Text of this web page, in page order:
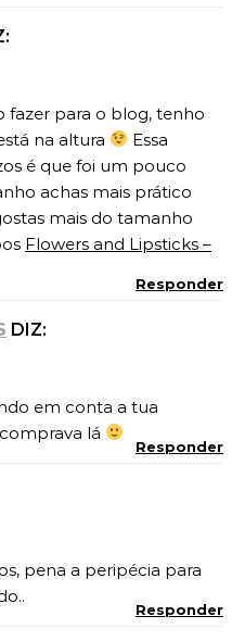
para o blog, tenho
na altura
Essa
é que foi um pouco
achas mais prático
mais do tamanho
Flowers and Lipsticks –
Responder
DIZ:
em conta a tua
lá
Responder
pena a peripécia para
Responder